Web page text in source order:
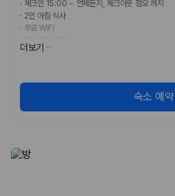
경차·소형차
혼자 또는 2인 여행에 적합하며 제
준중형·중형차
커플·친구 여행에서 많이 선택되
SUV
가족 여행, 짐이 많은 여행, 장거리
험 조건을 함께 확인해야 합니다.
· 체크인 15:00 ~ 언제든지, 체크아웃 정오 까지
· 2인 아침 식사
· 무료 WiFi
무료 셀프 주차
더보기
숙소 예약